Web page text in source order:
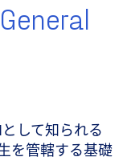
して知られる
を管轄する基礎